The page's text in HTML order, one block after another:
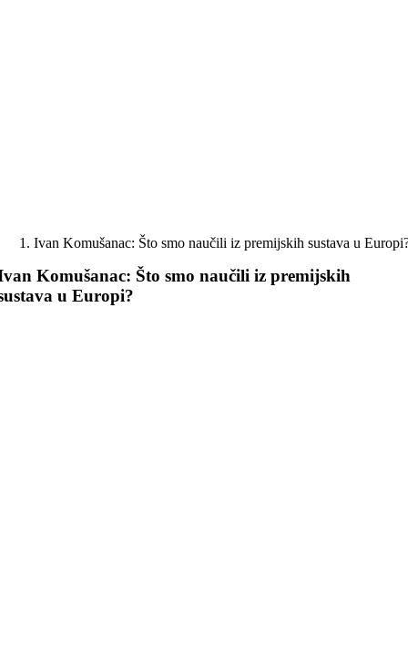
Ivan Komušanac: Što smo naučili iz premijskih sustava u
Komušanac: Što smo naučili iz premijskih
u Europi?